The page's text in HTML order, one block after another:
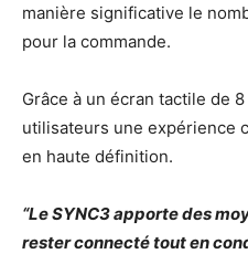
manière significative le
pour la commande.
Grâce à un écran tactile de
utilisateurs une expérience
en haute définition.
“Le SYNC3 apporte des
rester connecté tout en